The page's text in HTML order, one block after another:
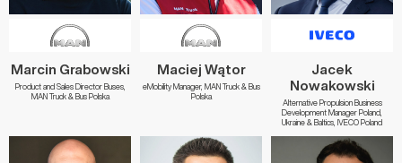
Marcin Grabowski
Product and Sales Director Buses,
MAN Truck & Bus Polska
Maciej Wątor
eMobility Manager, MAN Truck & Bus
Polska
Jacek
Nowakowski
Alternative Propulsion Business
Development Manager Poland,
Ukraine & Baltics, IVECO Poland